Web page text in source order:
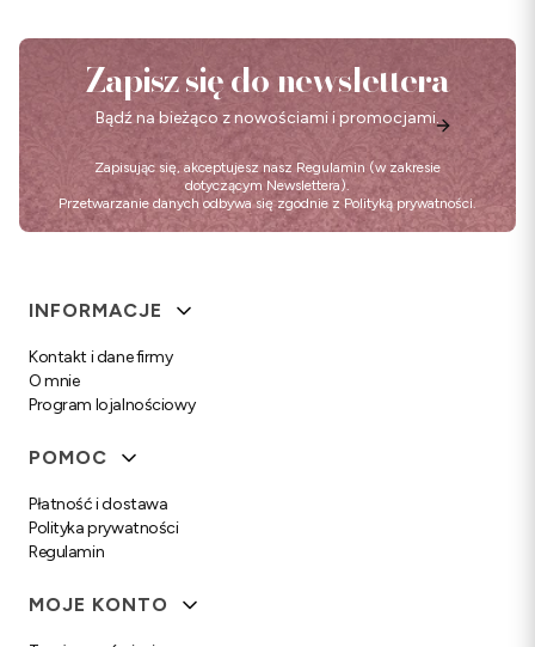
Zapisz się do newslettera
Bądź na bieżąco z nowościami i promocjami.
Zapisując się, akceptujesz nasz Regulamin (w zakresie
dotyczącym Newslettera).
Przetwarzanie danych odbywa się zgodnie z Polityką prywatności.
Linki w stopce
INFORMACJE
Kontakt i dane firmy
O mnie
Program lojalnościowy
POMOC
Płatność i dostawa
Polityka prywatności
Regulamin
MOJE KONTO